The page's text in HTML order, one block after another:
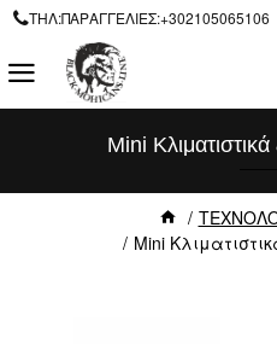
ΤΗΛ:ΠΑΡΑΓΓΕΛΙΕΣ:+302105065106
Mini
Mini